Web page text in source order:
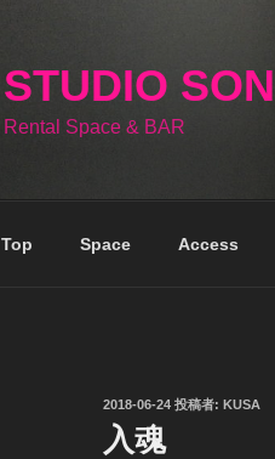
STUDIO
Rental Space & BAR
Top Space Access
投
稿
日:
2018-06-24 投稿者: KUSA
入魂